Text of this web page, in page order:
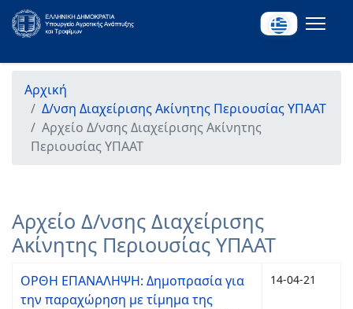
Αρχική
Δ/νση Διαχείρισης Ακίνητης Περιουσίας ΥΠΑΑΤ
Αρχείο Δ/νσης Διαχείρισης Ακίνητης
Περιουσίας ΥΠΑΑΤ
Αρχείο Δ/νσης Διαχείρισης
Ακίνητης Περιουσίας ΥΠΑΑΤ
ΟΡΘΗ ΕΠAΝΑΛΗΨΗ: Δημοπρασία για
την παραχώρηση με τίμημα της
14-04-21